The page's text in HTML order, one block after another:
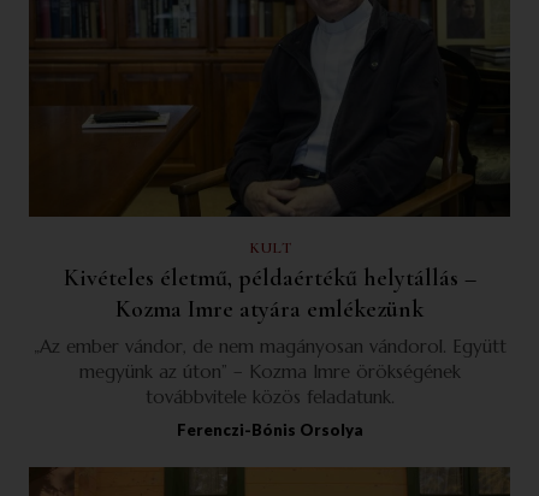
KULT
Kivételes életmű, példaértékű helytállás –
Kozma Imre atyára emlékezünk
„Az ember vándor, de nem magányosan vándorol. Együtt
megyünk az úton” – Kozma Imre örökségének
továbbvitele közös feladatunk.
Ferenczi-Bónis Orsolya